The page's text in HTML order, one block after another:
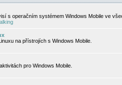
s operačním systémem Windows Mobile ve
na přístrojích s Windows Mobile.
pro Windows Mobile.